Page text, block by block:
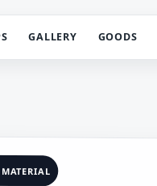
GALLERY GOODS
MATERIAL